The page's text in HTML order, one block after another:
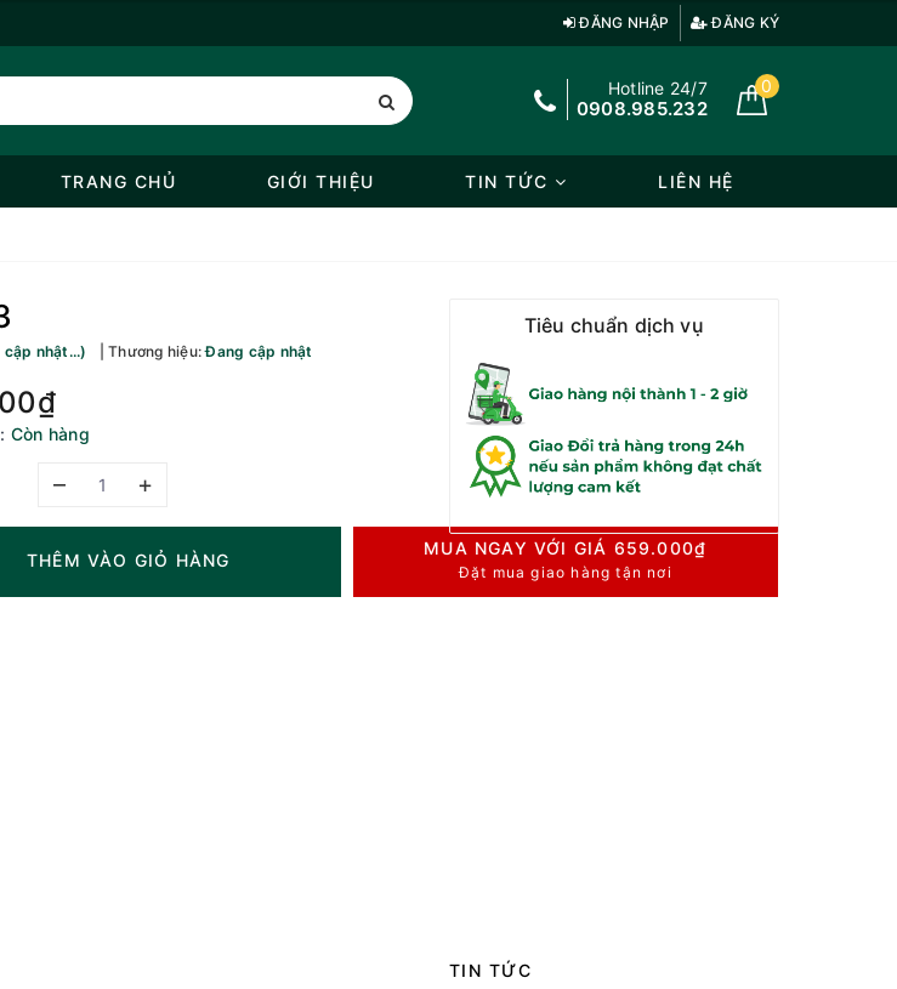
ĐĂNG NHẬP ĐĂNG KÝ
Hotline 24/7
0908.985.232
0
TRANG CHỦ GIỚI THIỆU TIN TỨC LIÊN HỆ
nhật...) Thương hiệu:Đang cập nhật
Còn hàng
– +
THÊM VÀO GIỎ HÀNG
MUA NGAY VỚI GIÁ 659.000₫
Đặt mua giao hàng tận nơi
Tiêu chuẩn dịch vụ
TIN TỨC